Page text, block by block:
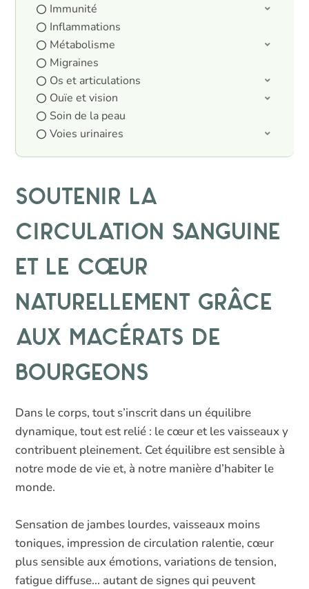
Immunité
Inflammations
Métabolisme
Migraines
Os et articulations
Ouïe et vision
Soin de la peau
Voies urinaires
Soutenir la
circulation sanguine
et le cœur
naturellement grâce
aux macérats de
bourgeons
Dans le corps, tout s’inscrit dans un équilibre
dynamique, tout est relié : le cœur et les vaisseaux y
contribuent pleinement. Cet équilibre est sensible à
notre mode de vie et, à notre manière d’habiter le
monde.
Sensation de jambes lourdes, vaisseaux moins
toniques, impression de circulation ralentie, cœur
plus sensible aux émotions, variations de tension,
fatigue diffuse… autant de signes qui peuvent